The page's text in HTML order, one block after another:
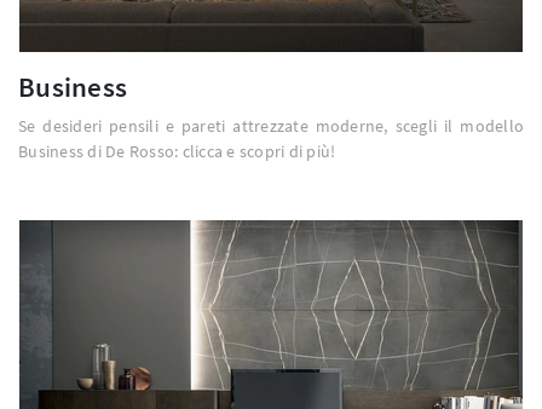
Business
Se desideri pensili e pareti attrezzate moderne, scegli il modello
Business di De Rosso: clicca e scopri di più!